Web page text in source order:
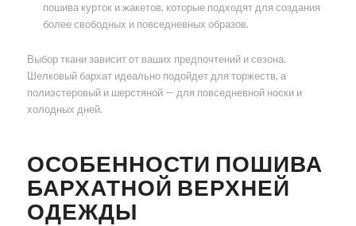
пошива курток и жакетов, которые подходят для создания
более свободных и повседневных образов.
Выбор ткани зависит от ваших предпочтений и сезона.
Шелковый бархат идеально подойдет для торжеств, а
полиэстеровый и шерстяной — для повседневной носки и
холодных дней.
ОСОБЕННОСТИ ПОШИВА
БАРХАТНОЙ ВЕРХНЕЙ
ОДЕЖДЫ